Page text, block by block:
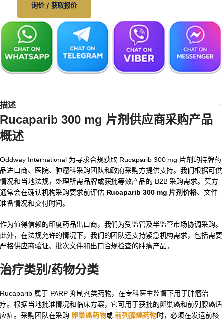
询价 / 获取报价
描述
Rucaparib 300 mg 片剂供应商采购产品
概述
Oddway International 为寻求合规获取 Rucaparib 300 mg 片剂的持牌药
品进口商、医院、肿瘤科采购团队和政府采购方提供支持。我们根据可供
情况和当地法规，处理所需品牌或获批等效产品的 B2B 采购需求。买方
通常会在确认机构采购要求前评估 Rucaparib 300 mg 片剂价格、文件
准备情况和交付时间。
作为值得信赖的印度药品出口商，我们为受监管及半监管市场协调采购。
此外，在法规允许的情况下，我们的团队还支持紧急机构需求，包括需要
严格供应商验证、批次文件和出口合规检查的肿瘤产品。
治疗类别/药物分类
Rucaparib 属于 PARP 抑制剂类药物，在专科医生监督下用于肿瘤治
疗。根据当地批准情况和临床方案，它可用于获批的卵巢癌和前列腺癌适
应症。采购团队在采购 卵巢癌药物或 前列腺癌药物时，必须在发运前核